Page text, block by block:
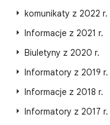
komunikaty z 2022 r.
Informacje z 2021 r.
Biuletyny z 2020 r.
Informatory z 2019 r.
Informacje z 2018 r.
Informatory z 2017 r.